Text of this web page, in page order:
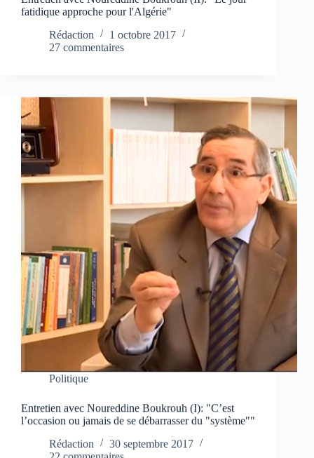
fatidique approche pour l'Algérie"
Rédaction
1 octobre 2017
27 commentaires
Politique
Entretien avec Noureddine Boukrouh (I): "C’est
l’occasion ou jamais de se débarrasser du "système""
Rédaction
30 septembre 2017